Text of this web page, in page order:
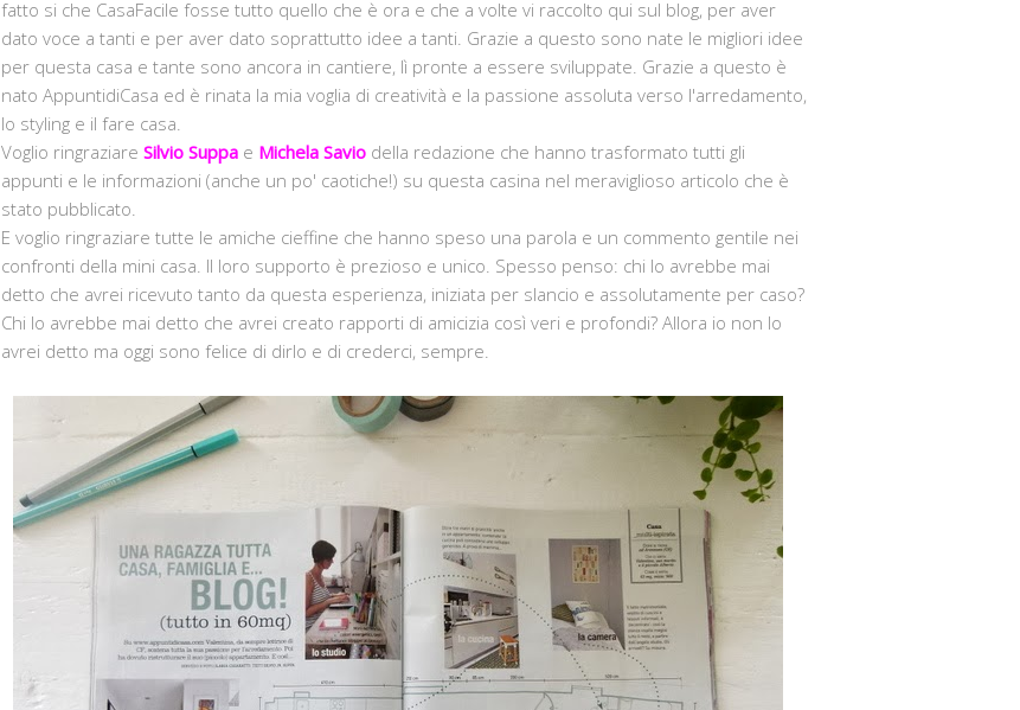
fatto si che CasaFacile fosse tutto quello che è ora e che a volte vi raccolto qui sul blog, per aver
dato voce a tanti e per aver dato soprattutto idee a tanti. Grazie a questo sono nate le migliori idee
per questa casa e tante sono ancora in cantiere, lì pronte a essere sviluppate. Grazie a questo è
nato AppuntidiCasa ed è rinata la mia voglia di creatività e la passione assoluta verso l'arredamento,
lo styling e il fare casa.
Voglio ringraziare Silvio Suppa e Michela Savio della redazione che hanno trasformato tutti gli
appunti e le informazioni (anche un po' caotiche!) su questa casina nel meraviglioso articolo che è
stato pubblicato.
E voglio ringraziare tutte le amiche cieffine che hanno speso una parola e un commento gentile nei
confronti della mini casa. Il loro supporto è prezioso e unico. Spesso penso: chi lo avrebbe mai
detto che avrei ricevuto tanto da questa esperienza, iniziata per slancio e assolutamente per caso?
Chi lo avrebbe mai detto che avrei creato rapporti di amicizia così veri e profondi? Allora io non lo
avrei detto ma oggi sono felice di dirlo e di crederci, sempre.